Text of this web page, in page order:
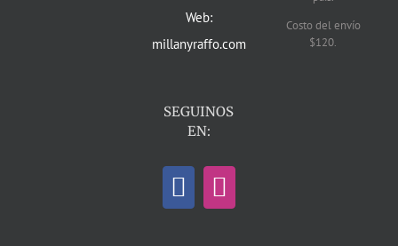
Web:
millanyraffo.com
SEGUINOS
EN:
Costo del envío
$120.